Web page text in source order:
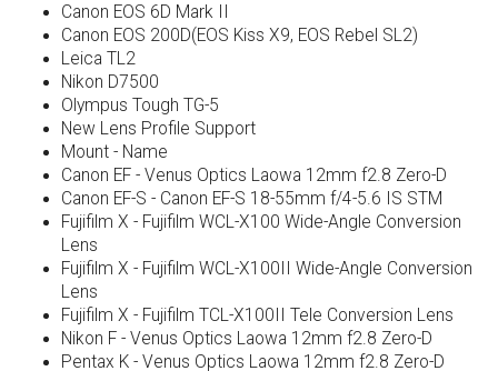
Canon EOS 6D Mark II
Canon EOS 200D(EOS Kiss X9, EOS Rebel SL2)
Leica TL2
Nikon D7500
Olympus Tough TG-5
New Lens Profile Support
Mount - Name
Canon EF - Venus Optics Laowa 12mm f2.8 Zero-D
Canon EF-S - Canon EF-S 18-55mm f/4-5.6 IS STM
Fujifilm X - Fujifilm WCL-X100 Wide-Angle Conversion
Lens
Fujifilm X - Fujifilm WCL-X100II Wide-Angle Conversion
Lens
Fujifilm X - Fujifilm TCL-X100II Tele Conversion Lens
Nikon F - Venus Optics Laowa 12mm f2.8 Zero-D
Pentax K - Venus Optics Laowa 12mm f2.8 Zero-D